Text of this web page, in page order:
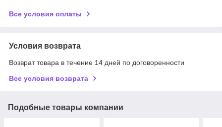
Все условия оплаты
Условия возврата
Возврат товара в течение 14 дней по договоренности
Все условия возврата
Подобные товары компании